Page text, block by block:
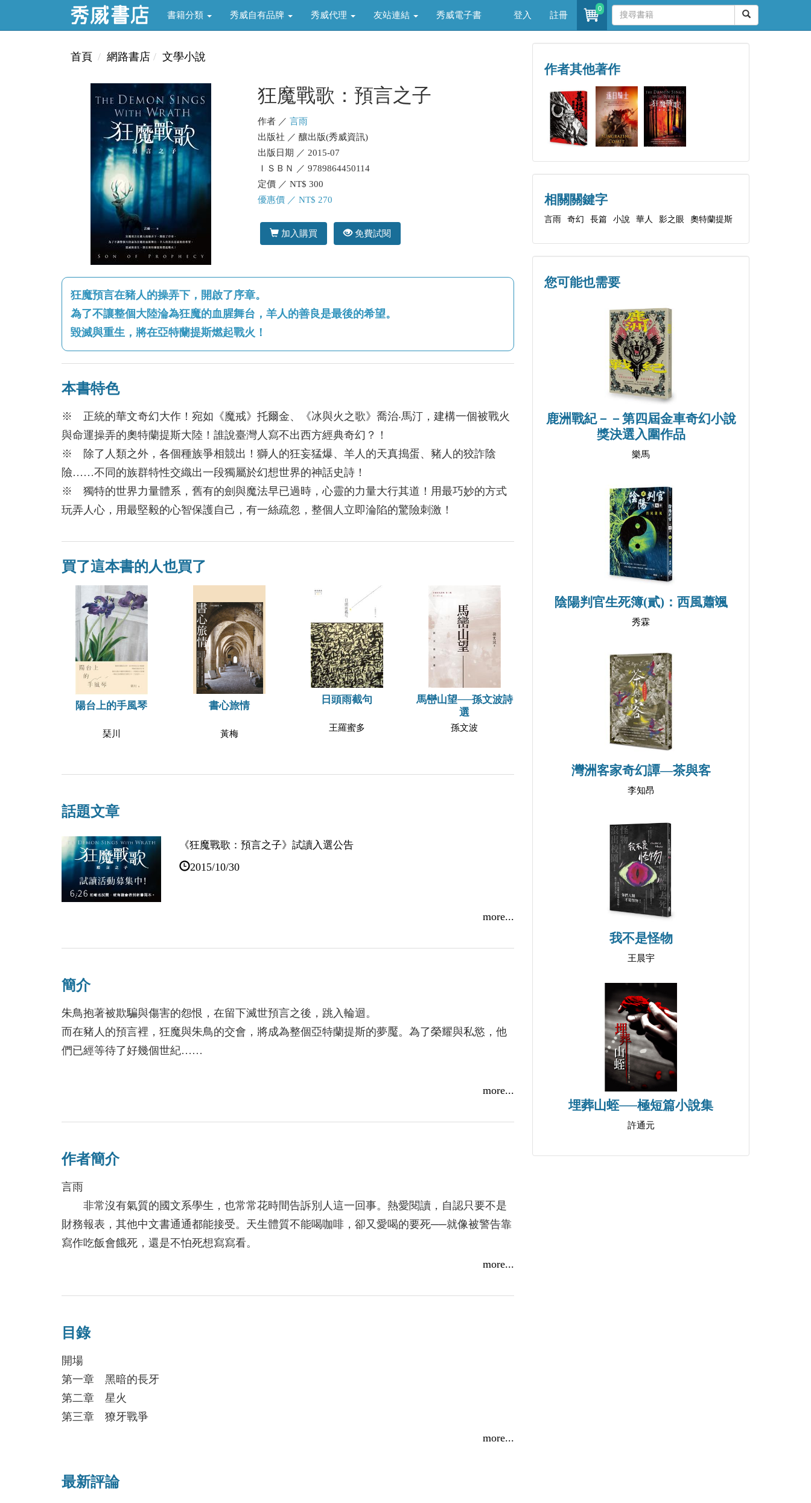
書籍分類 秀威自有品牌 秀威代理 友站連結 秀威電子書 登入 註冊
0
首頁 網路書店 文學小說
狂魔戰歌：預言之子
作者 ／ 言雨
出版社 ／ 釀出版(秀威資訊)
出版日期 ／ 2015-07
ＩＳＢＮ ／ 9789864450114
定價 ／ NT$ 300
優惠價 ／ NT$ 270
加入購買 免費試閱
狂魔預言在豬人的操弄下，開啟了序章。
為了不讓整個大陸淪為狂魔的血腥舞台，羊人的善良是最後的希望。
毀滅與重生，將在亞特蘭提斯燃起戰火！
本書特色
※ 正統的華文奇幻大作！宛如《魔戒》托爾金、《冰與火之歌》喬治‧馬汀，建構一個被戰火
與命運操弄的奧特蘭提斯大陸！誰說臺灣人寫不出西方經典奇幻？！
※ 除了人類之外，各個種族爭相競出！獅人的狂妄猛爆、羊人的天真搗蛋、豬人的狡詐陰
險……不同的族群特性交織出一段獨屬於幻想世界的神話史詩！
※ 獨特的世界力量體系，舊有的劍與魔法早已過時，心靈的力量大行其道！用最巧妙的方式
玩弄人心，用最堅毅的心智保護自己，有一絲疏忽，整個人立即淪陷的驚險刺激！
買了這本書的人也買了
陽台上的手風琴
琹川
書心旅情
黃梅
日頭雨截句
王羅蜜多
馬巒山望──孫文波詩
選
孫文波
話題文章
《狂魔戰歌：預言之子》試讀入選公告
2015/10/30
毀滅與重生，將在夢幻大陸燃起戰火：《狂魔戰歌：預言之子》試閱
2015/10/30
more...
簡介
朱鳥抱著被欺騙與傷害的怨恨，在留下滅世預言之後，跳入輪迴。
而在豬人的預言裡，狂魔與朱鳥的交會，將成為整個亞特蘭提斯的夢魘。為了榮耀與私慾，他
們已經等待了好幾個世紀……
遺忘豬人帝國威脅的山泉村，每天都有羊人在狂歡跳舞。年輕的葛笠法生活在羊人村莊裡，一
一日，豬人闖入村莊，將他貶為奴隸，拖入帝國深處，以折磨宣稱他即將實現古老的預言。
羊人的養子，瘦弱的狼人亞儕為了救回自家兄弟葛笠法，不得已踏上旅程，殊不知命運的轉輪
已準備將他的旅程編入糾纏的歷史之中。狂魔預言成真的步伐，正與他競逐著這場不公之戰！
這個世界未曾知曉的一切，也在這漫長的征途中，逐漸攤開……
more...
作者簡介
言雨
非常沒有氣質的國文系學生，也常常花時間告訴別人這一回事。熱愛閱讀，自認只要不是
財務報表，其他中文書通通都能接受。天生體質不能喝咖啡，卻又愛喝的要死──就像被警告靠
寫作吃飯會餓死，還是不怕死想寫寫看。
more...
目錄
開場
第一章 黑暗的長牙
第二章 星火
第三章 獠牙戰爭
第六章 美澐鎮
第七章 不解
more...
最新評論
作者其他著作
相關關鍵字
言雨 奇幻 長篇 小說 華人 影之眼 奧特蘭提斯
您可能也需要
鹿洲戰紀－－第四屆金車奇幻小說
獎決選入圍作品
樂馬
陰陽判官生死簿(貳)：西風蕭颯
秀霖
灣洲客家奇幻譚—茶與客
李知昂
我不是怪物
王晨宇
埋葬山蛭──極短篇小說集
許通元